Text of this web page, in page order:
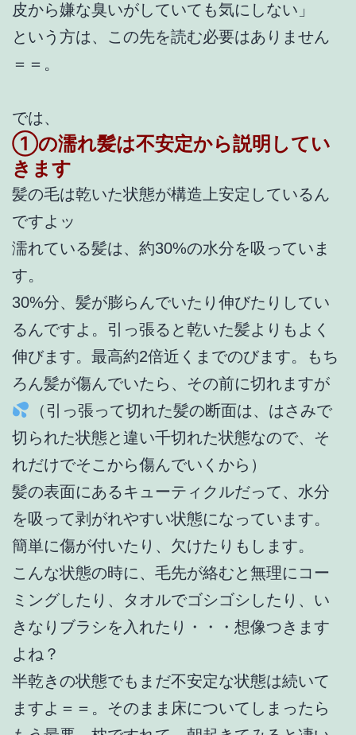
皮から嫌な臭いがしていても気にしない」
という方は、この先を読む必要はありません
＝＝。
では、
①の濡れ髪は不安定から説明してい
きます
髪の毛は乾いた状態が構造上安定しているん
ですよッ
濡れている髪は、約30%の水分を吸っていま
す。
30%分、髪が膨らんでいたり伸びたりしてい
るんですよ。引っ張ると乾いた髪よりもよく
伸びます。最高約2倍近くまでのびます。もち
ろん髪が傷んでいたら、その前に切れますが
（引っ張って切れた髪の断面は、はさみで
切られた状態と違い千切れた状態なので、そ
れだけでそこから傷んでいくから）
髪の表面にあるキューティクルだって、水分
を吸って剥がれやすい状態になっています。
簡単に傷が付いたり、欠けたりもします。
こんな状態の時に、毛先が絡むと無理にコー
ミングしたり、タオルでゴシゴシしたり、い
きなりブラシを入れたり・・・想像つきます
よね？
半乾きの状態でもまだ不安定な状態は続いて
ますよ＝＝。そのまま床についてしまったら